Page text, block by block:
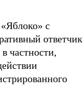
с
ответчик
частности,